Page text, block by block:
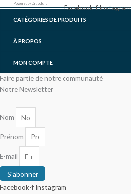
Powered by Dracobalt
Facebook-fInstagram
CATÉGORIES DE PRODUITS
À PROPOS
MON COMPTE
Faire partie de notre communauté
Notre Newsletter
Nom
Prénom
E-mail
S'abonner
Facebook-f Instagram